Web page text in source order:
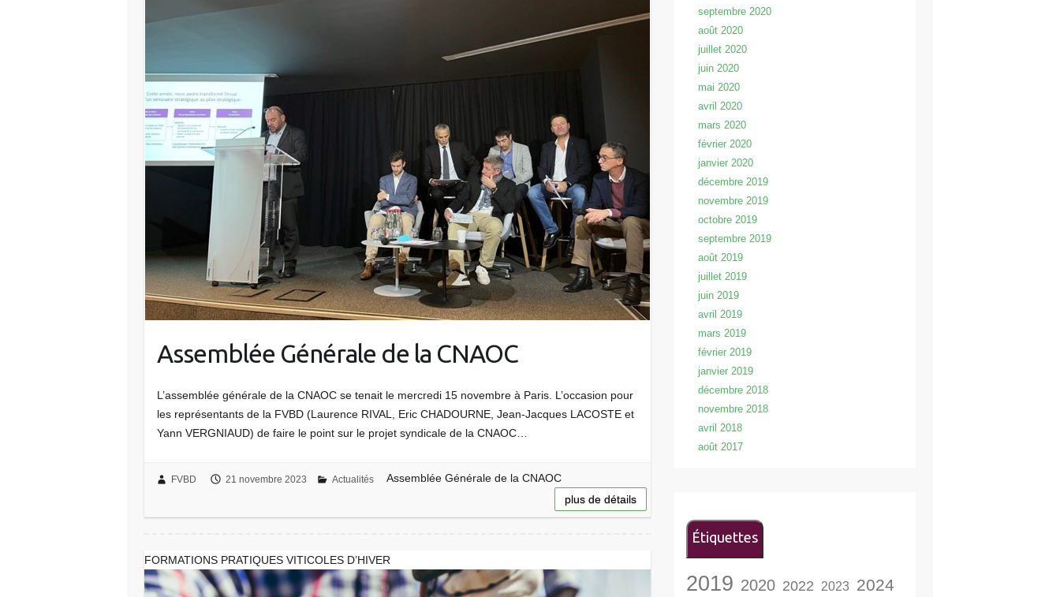
Assemblée Générale de la CNAOC
L’assemblée générale de la CNAOC se tenait le mercredi 15 novembre à Paris. L’occasion pour
les représentants de la FVBD (Laurence RIVAL, Eric CHADOURNE, Jean-Jacques LACOSTE et
Yann VERGNIAUD) de faire le point sur le projet syndicale de la CNAOC…
FVBD 21 novembre 2023 Actualités
Assemblée Générale de la CNAOC
plus de détails
FORMATIONS PRATIQUES VITICOLES D’HIVER
septembre 2020
août 2020
juillet 2020
juin 2020
mai 2020
avril 2020
mars 2020
février 2020
janvier 2020
décembre 2019
novembre 2019
octobre 2019
septembre 2019
août 2019
juillet 2019
juin 2019
avril 2019
mars 2019
février 2019
janvier 2019
décembre 2018
novembre 2018
avril 2018
août 2017
Étiquettes
2019 2020 2022 2023
2024